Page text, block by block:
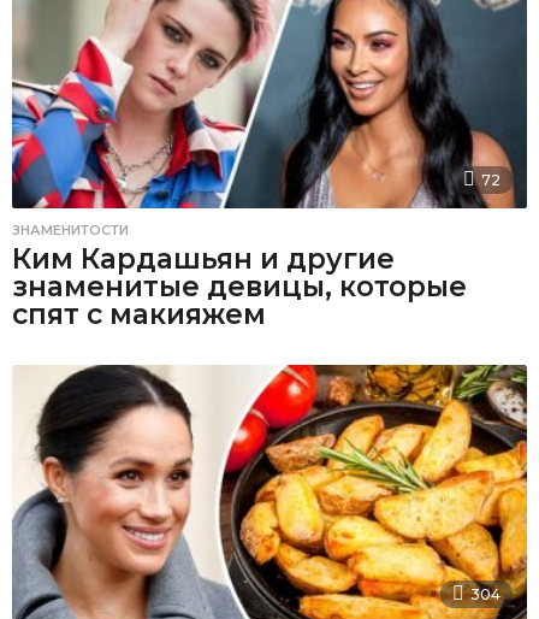
72
ЗНАМЕНИТОСТИ
Ким Кардашьян и другие
знаменитые девицы, которые
спят с макияжем
304